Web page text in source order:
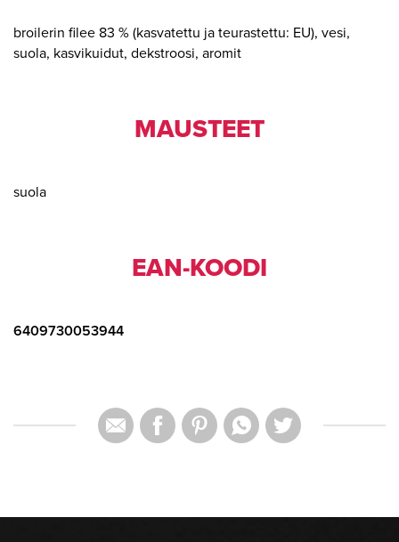
broilerin filee 83 % (kasvatettu ja teurastettu: EU), vesi,
suola, kasvikuidut, dekstroosi, aromit
MAUSTEET
suola
EAN-KOODI
6409730053944